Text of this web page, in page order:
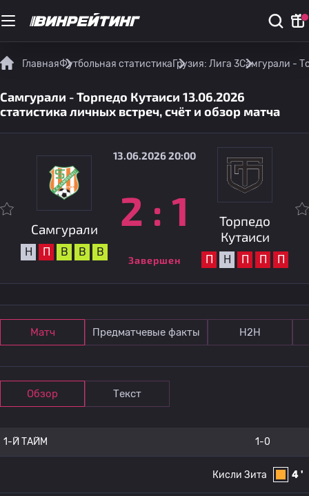
ГлавнаяФутбольная статистикаГрузия: Лига 3Самгурали -
Самгурали - Торпедо Кутаиси 13.06.2026
статистика личных встреч, счёт и обзор матча
Самгурали
Н П В В В
13.06.2026 20:00
2 : 1
Завершен
Торпедо
Кутаиси
П Н П П П
Матч Предматчевые факты Н2Н
Обзор Текст
1-Й ТАЙМ 1-0
4 '
Кисли Зита